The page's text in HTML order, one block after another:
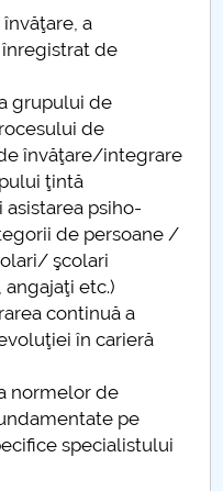
primar si prescolar
primar si prescolar
si prescolar (RM.
si prescolar
a
de
grupului de
de
învăţare/integrare
ţintă
psiho-
de persoane /
şcolari
etc.)
continuă a
în carieră
normelor de
pe
specialistului